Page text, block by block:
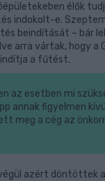
élők
indokolt-e.
beindítását – bár
arra vártak, hogy a
a fűtést.
az esetben mi
annak figyelmen
meg a cég az
azért döntöttek